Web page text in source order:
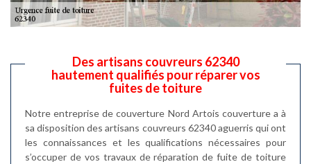
Des artisans couvreurs 62340
hautement qualifiés pour réparer vos
fuites de toiture
Notre entreprise de couverture Nord Artois couverture a à
sa disposition des artisans couvreurs 62340 aguerris qui ont
les connaissances et les qualifications nécessaires pour
s’occuper de vos travaux de réparation de fuite de toiture